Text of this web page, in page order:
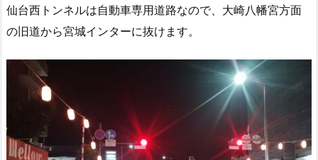
仙台西トンネルは自動車専用道路なので、大崎八幡宮方面
の旧道から宮城インターに抜けます。